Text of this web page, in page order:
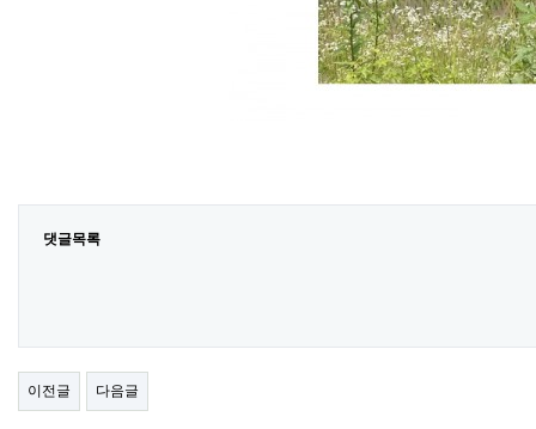
댓글목록
이전글 다음글